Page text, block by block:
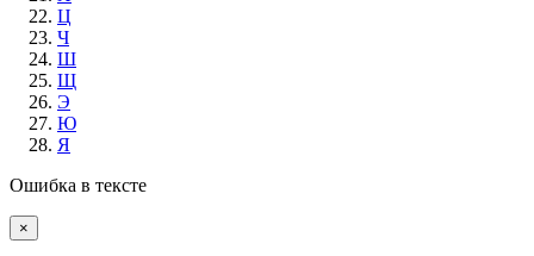
Ц
Ч
Ш
Щ
Э
Ю
Я
Ошибка в тексте
×